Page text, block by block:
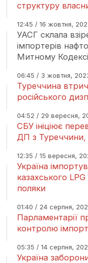
структуру
12:45 / 16 жовтня,
УАСГ склала
імпортерів
Митному Кодексі
06:45 / 3 жовтня,
Туреччина
російського
04:52 / 29 вересня,
СБУ ініціює
ДП з Туреччини,
12:35 / 15 вересня,
Україна
казахського
поляки
01:40 / 24 серпня,
Парламентарії
контролю
05:35 / 14 серпня,
Україна